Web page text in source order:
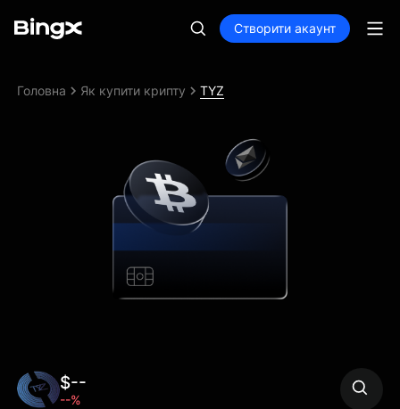
Створити акаунт
Головна Як купити крипту TYZ
$--
--%